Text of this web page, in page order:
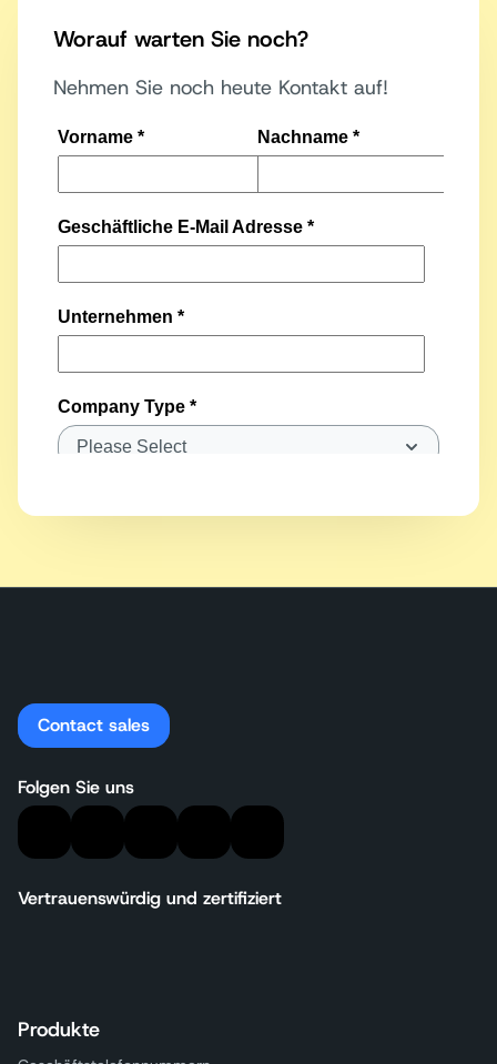
Worauf warten Sie noch?
Nehmen Sie noch heute Kontakt auf!
Contact sales
Folgen Sie uns
Vertrauenswürdig und zertifiziert
Produkte